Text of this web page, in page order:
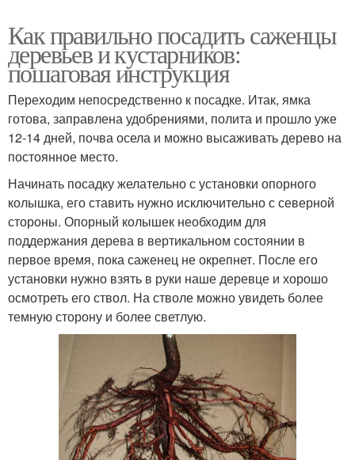
Как правильно посадить саженцы
деревьев и кустарников:
пошаговая инструкция
Переходим непосредственно к посадке. Итак, ямка
готова, заправлена удобрениями, полита и прошло уже
12-14 дней, почва осела и можно высаживать дерево на
постоянное место.
Начинать посадку желательно с установки опорного
колышка, его ставить нужно исключительно с северной
стороны. Опорный колышек необходим для
поддержания дерева в вертикальном состоянии в
первое время, пока саженец не окрепнет. После его
установки нужно взять в руки наше деревце и хорошо
осмотреть его ствол. На стволе можно увидеть более
темную сторону и более светлую.